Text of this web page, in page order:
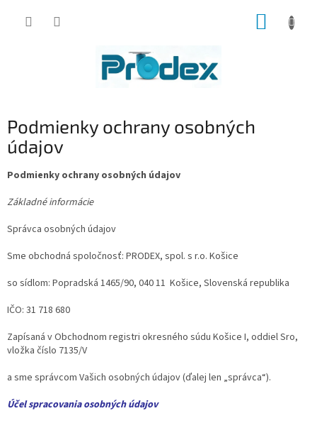
Podmienky ochrany osobných
údajov
Podmienky ochrany osobných údajov
Základné informácie
Správca osobných údajov
Sme obchodná spoločnosť: PRODEX, spol. s r.o. Košice
so sídlom: Popradská 1465/90, 040 11 Košice, Slovenská republika
IČO: 31 718 680
Zapísaná v Obchodnom registri okresného súdu Košice I, oddiel Sro,
vložka číslo 7135/V
a sme správcom Vašich osobných údajov (ďalej len „správca“).
Účel spracovania osobných údajov